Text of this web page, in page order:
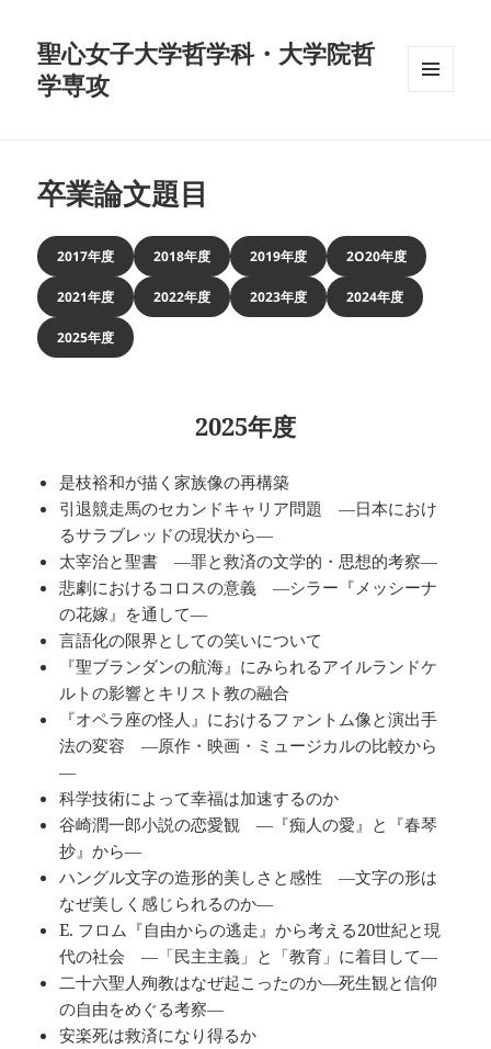
聖心女子大学哲学科・大学院哲
学専攻
卒業論文題目
2017年度 2018年度 2019年度 2O20年度
2021年度 2022年度 2023年度 2024年度
2025年度
2025年度
是枝裕和が描く家族像の再構築
引退競走馬のセカンドキャリア問題 ―日本におけ
るサラブレッドの現状から―
太宰治と聖書 ―罪と救済の文学的・思想的考察―
悲劇におけるコロスの意義 ―シラー『メッシーナ
の花嫁』を通して―
言語化の限界としての笑いについて
『聖ブランダンの航海』にみられるアイルランドケ
ルトの影響とキリスト教の融合
『オペラ座の怪人』におけるファントム像と演出手
法の変容 ―原作・映画・ミュージカルの比較から
―
科学技術によって幸福は加速するのか
谷崎潤一郎小説の恋愛観 ―『痴人の愛』と『春琴
抄』から―
ハングル文字の造形的美しさと感性 ―文字の形は
なぜ美しく感じられるのか―
E. フロム『自由からの逃走』から考える20世紀と現
代の社会 ―「民主主義」と「教育」に着目して―
二十六聖人殉教はなぜ起こったのか―死生観と信仰
の自由をめぐる考察―
安楽死は救済になり得るか